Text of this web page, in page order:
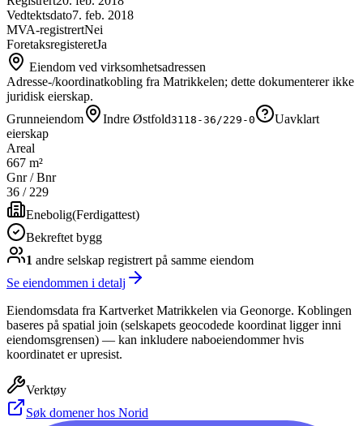
Vedtektsdato7. feb. 2018
MVA-registrertNei
ForetaksregisteretJa
Eiendom ved virksomhetsadressen
Adresse-/koordinatkobling fra Matrikkelen; dette dokumenterer ikke
juridisk eierskap.
Grunneiendom
Indre Østfold3118-36/229-0
Uavklart
eierskap
Areal
667 m²
Gnr / Bnr
36 / 229
Enebolig(Ferdigattest)
Bekreftet bygg
1 andre selskap registrert på samme eiendom
Se eiendommen i detalj
Eiendomsdata fra Kartverket Matrikkelen via Geonorge. Koblingen
baseres på spatial join (selskapets geocodede koordinat ligger inni
eiendomsgrensen) — kan inkludere naboeiendommer hvis
koordinatet er upresist.
Verktøy
Søk domener hos Norid